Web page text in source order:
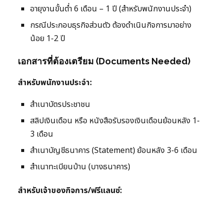
อายุงานขั้นต่ำ 6 เดือน – 1 ปี (สำหรับพนักงานประจำ)
กรณีประกอบธุรกิจส่วนตัว ต้องดำเนินกิจการมาอย่าง
น้อย 1-2 ปี
เอกสารที่ต้องเตรียม (Documents Needed)
สำหรับพนักงานประจำ:
สำเนาบัตรประชาชน
สลิปเงินเดือน หรือ หนังสือรับรองเงินเดือนย้อนหลัง 1-
3 เดือน
สำเนาบัญชีธนาคาร (Statement) ย้อนหลัง 3-6 เดือน
สำเนาทะเบียนบ้าน (บางธนาคาร)
สำหรับเจ้าของกิจการ/ฟรีแลนซ์: